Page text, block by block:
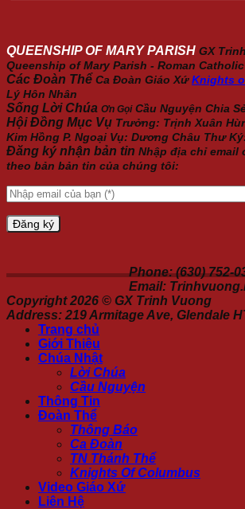
QUEENSHIP OF MARY PARISH GX
Queenship of Mary Parish - Roman
Các Đoàn Thể Ca Đoàn Giáo Xứ Knights
Lý Hôn Nhân
Sống Lời Chúa Ơn Gọi Cầu Nguyện Chia
Hội Đồng Mục Vụ Trưởng: Trịnh Xuân
Kim Hồng P. Ngoại Vụ: Dương Châu Thư
Đăng ký nhận bản tin Nhập địa chỉ email
theo bản bản tin của chúng tôi:
Phone: (630) 752-
Email:
Copyright 2026 © GX Trinh Vuong
Address: 219 Armitage Ave, Glendale
Trang chủ
Giới Thiệu
Chúa Nhật
Lời Chúa
Cầu Nguyện
Thông Tin
Đoàn Thể
Thông Báo
Ca Đoàn
TN Thánh Thể
Knights Of Columbus
Video Giáo Xứ
Liên Hệ